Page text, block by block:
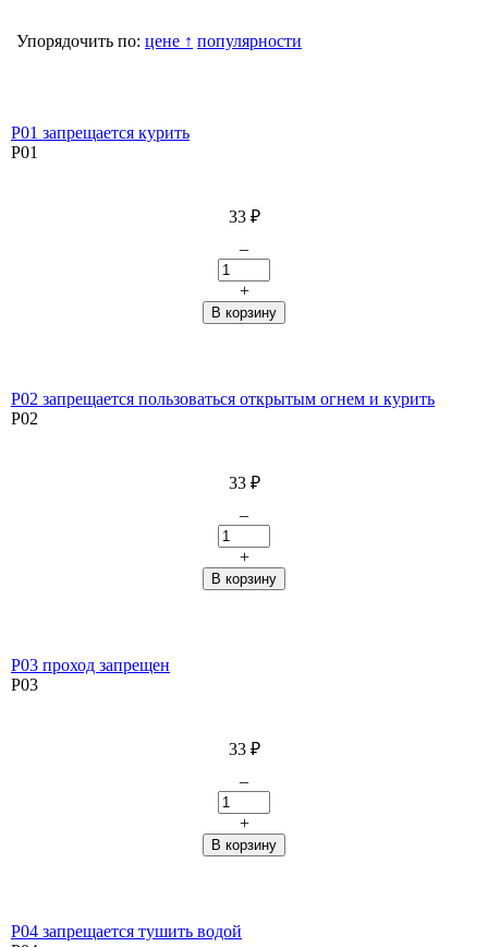
Упорядочить по: цене ↑ популярности
P01 запрещается курить
P01
33 ₽
–
+
P02 запрещается пользоваться открытым огнем и курить
P02
33 ₽
–
+
P03 проход запрещен
P03
33 ₽
–
+
P04 запрещается тушить водой